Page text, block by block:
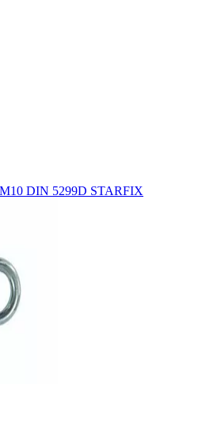
DIN 5299D STARFIX